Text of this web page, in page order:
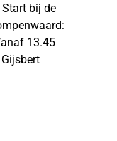
bij de
13.45